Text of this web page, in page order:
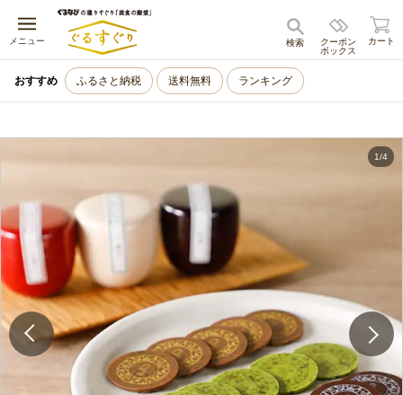
メニュー
キャンセル
クーポン
ボックス
検索 カート
おすすめ ふるさと納税 送料無料 ランキング
1/4